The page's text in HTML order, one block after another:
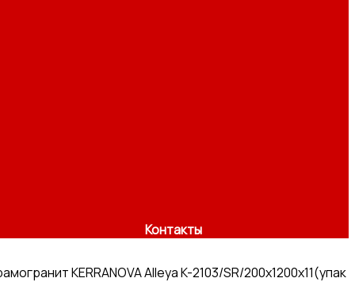
Контакты
KERRANOVA Alleya K-2103/SR/200x1200x11(упак